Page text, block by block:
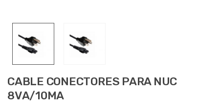
CABLE CONECTORES PARA NUC
8VA/10MA